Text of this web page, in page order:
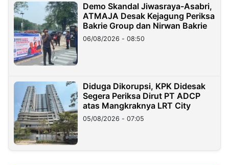
Demo Skandal Jiwasraya-Asabri,
ATMAJA Desak Kejagung Periksa
Bakrie Group dan Nirwan Bakrie
06/08/2026 - 08:50
Diduga Dikorupsi, KPK Didesak
Segera Periksa Dirut PT ADCP
atas Mangkraknya LRT City
05/08/2026 - 07:05